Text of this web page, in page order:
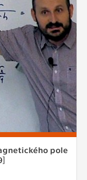
podle
nám
pole